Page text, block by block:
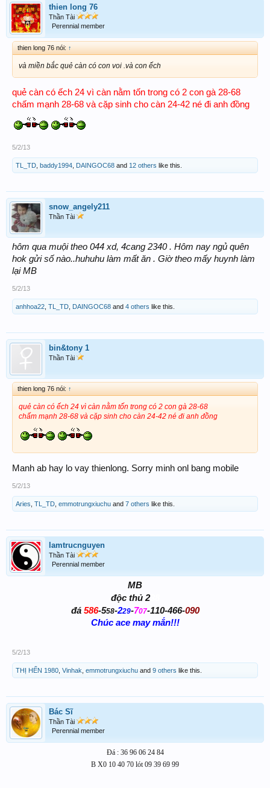
thien long 76
Thần Tài
Perennial member
thien long 76 nói: ↑
và miền bắc quẻ càn có con voi .và con ếch
quẻ càn có ếch 24 vì càn nằm tốn trong có 2 con gà 28-68
chấm mạnh 28-68 và cặp sinh cho càn 24-42 né đi anh đồng
5/2/13
TL_TD baddy1994 DAINGOC68 and 12 others like this.
snow_angely211
Thần Tài
hôm qua muội theo 044 xd, 4cang 2340 . Hôm nay ngủ quên
hok gửi số nào..huhuhu làm mất ăn . Giờ theo mấy huynh làm
lại MB
5/2/13
anhhoa22 TL_TD DAINGOC68 and 4 others like this.
bin&tony 1
Thần Tài
thien long 76 nói: ↑
quẻ càn có ếch 24 vì càn nằm tốn trong có 2 con gà 28-68
chấm mạnh 28-68 và cặp sinh cho càn 24-42 né đi anh đồng
Manh ab hay lo vay thienlong. Sorry minh onl bang mobile
5/2/13
Aries TL_TD emmotrungxiuchu and 7 others like this.
lamtrucnguyen
Thần Tài
Perennial member
MB
độc thủ 238
đá 586-558-229-707-110-466-090
Chúc ace may mắn!!!​
5/2/13
THỊ HẾN 1980 Vinhak emmotrungxiuchu and 9 others like this.
Bác Sĩ
Thần Tài
Perennial member
Đá : 36 96 06 24 84
B X0 10 40 70 lót 09 39 69 99